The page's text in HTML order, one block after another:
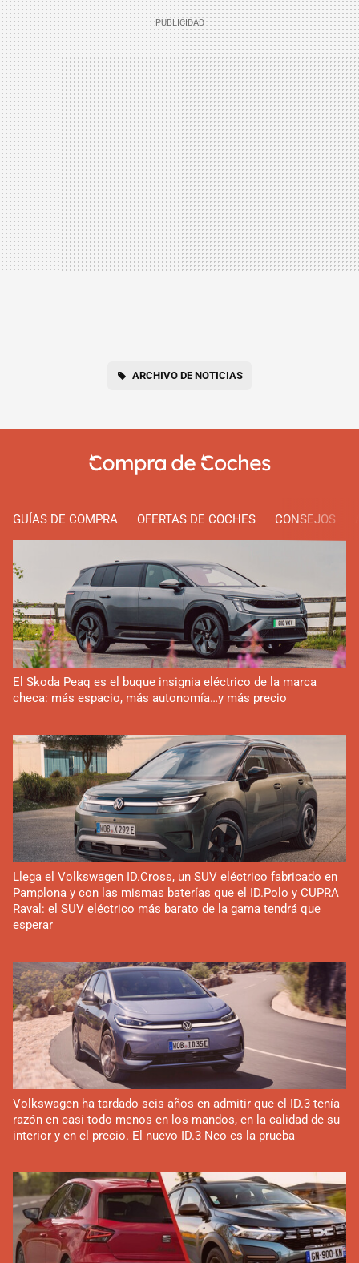
ARCHIVO DE NOTICIAS
GUÍAS DE COMPRA OFERTAS DE COCHES CONSEJOS
El Skoda Peaq es el buque insignia eléctrico de la marca
checa: más espacio, más autonomía…y más precio
Llega el Volkswagen ID.Cross, un SUV eléctrico fabricado en
Pamplona y con las mismas baterías que el ID.Polo y CUPRA
Raval: el SUV eléctrico más barato de la gama tendrá que
esperar
Volkswagen ha tardado seis años en admitir que el ID.3 tenía
razón en casi todo menos en los mandos, en la calidad de su
interior y en el precio. El nuevo ID.3 Neo es la prueba